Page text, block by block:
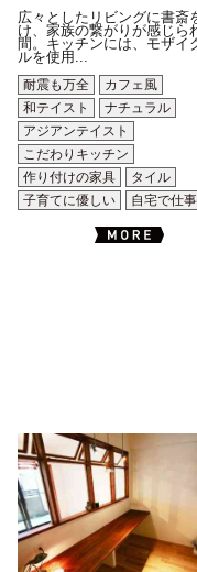
広々としたリビングに書斎
け、家族の繋がりが感じら
間。キッチンには、モザイ
ルを使用...
耐震も万全
カフェ風
和テイスト
ナチュラル
アジアンテイスト
こだわりキッチン
作り付けの家具
タイル
子育てに優しい
自宅で仕事